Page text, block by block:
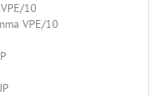
10
VPE/10